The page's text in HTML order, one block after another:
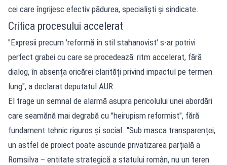
cei care îngrijesc efectiv pădurea, specialiști și sindicate.
Critica procesului accelerat
"Expresii precum 'reformă în stil stahanovist' s-ar potrivi
perfect grabei cu care se procedează: ritm accelerat, fără
dialog, în absența oricărei clarități privind impactul pe termen
lung", a declarat deputatul AUR.
El trage un semnal de alarmă asupra pericolului unei abordări
care seamănă mai degrabă cu "heirupism reformist", fără
fundament tehnic riguros și social. "Sub masca transparenței,
un astfel de proiect poate ascunde privatizarea parțială a
Romsilva – entitate strategică a statului român, nu un teren